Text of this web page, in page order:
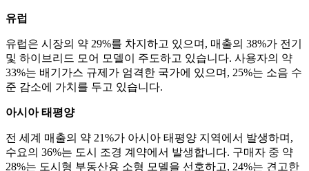
유럽
유럽은 시장의 약 29%를 차지하고 있으며, 매출의 38%가 전기
및 하이브리드 모어 모델이 주도하고 있습니다. 사용자의 약
33%는 배기가스 규제가 엄격한 국가에 있으며, 25%는 소음 수
준 감소에 가치를 두고 있습니다.
아시아 태평양
전 세계 매출의 약 21%가 아시아 태평양 지역에서 발생하며,
수요의 36%는 도시 조경 계약에서 발생합니다. 구매자 중 약
28%는 도시형 부동산용 소형 모델을 선호하고, 24%는 견고한